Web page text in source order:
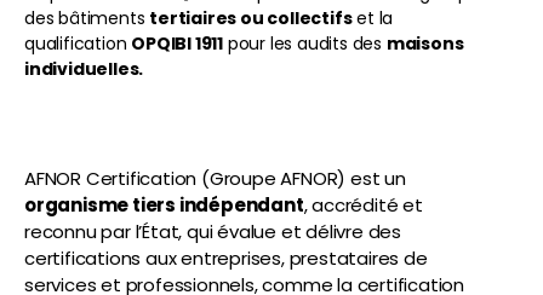
des bâtiments tertiaires ou collectifset la
qualification OPQIBI 1911 pour les audits des maisons
individuelles.
AFNOR Certification (Groupe AFNOR)est un
organisme tiers indépendant, accrédité et
reconnu par l’État, qui évalue et délivre des
certifications aux entreprises, prestataires de
services et professionnels, comme la certification